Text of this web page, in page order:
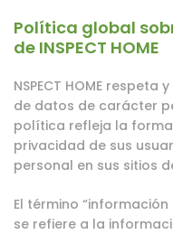
Política global
de INSPECT HOME
NSPECT HOME
de datos de carácter
política refleja la forma
privacidad de sus
personal en sus sitios
El término
se refiere a la